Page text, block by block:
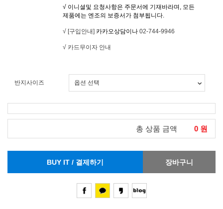
√ 이니셜및 요청사항은 주문서에 기재바라며, 모든
제품에는 엔조의 보증서가 첨부됩니다.
√ [구입안내] 카카오상담이나 02-744-9946
√ 카드무이자 안내
반지사이즈
총 상품 금액 0 원
BUY IT / 결제하기 장바구니